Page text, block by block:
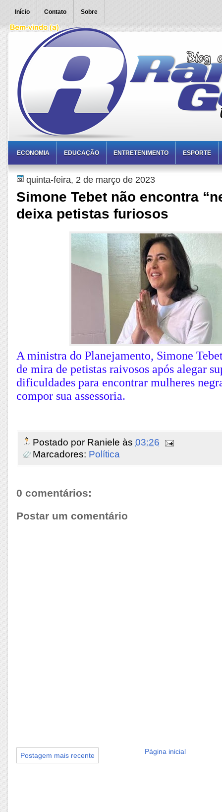
Início Contato Sobre
ECONOMIA EDUCAÇÃO ENTRETENIMENTO ESPORTE
quinta-feira, 2 de março de 2023
Simone Tebet não encontra
deixa petistas furiosos
A ministra do Planejamento, Simone
de mira de petistas raivosos após alegar
dificuldades para encontrar mulheres
compor sua assessoria.
Postado por Raniele às 03:26
Marcadores: Política
0 comentários:
Postar um comentário
Postagem mais recente Página inicial